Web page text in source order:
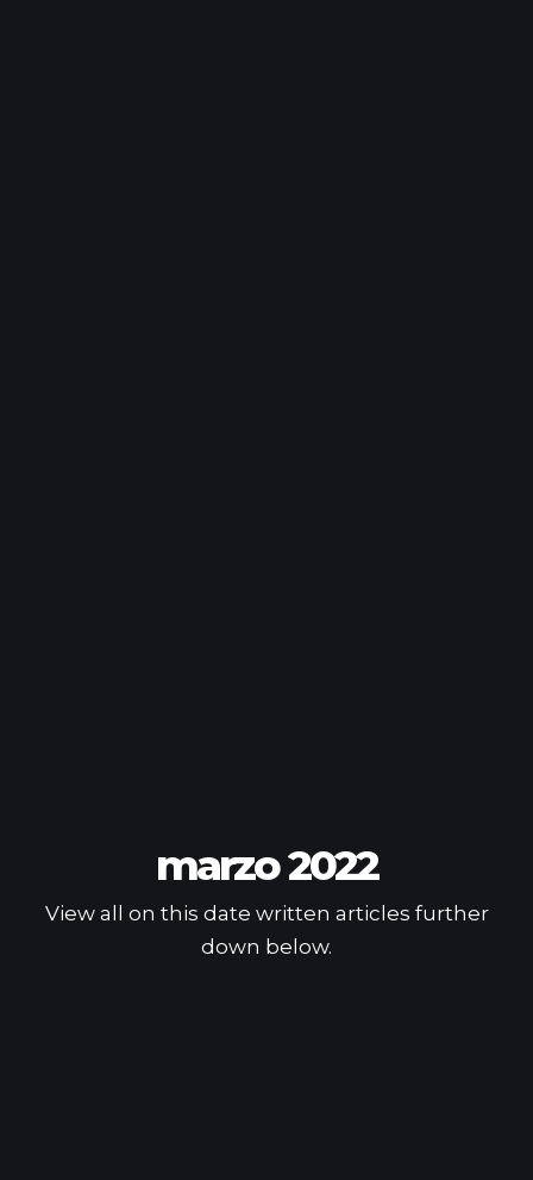
marzo 2022
View all on this date written articles further
down below.